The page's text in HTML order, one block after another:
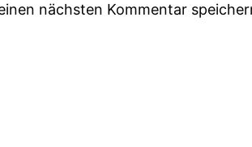
nächsten Kommentar